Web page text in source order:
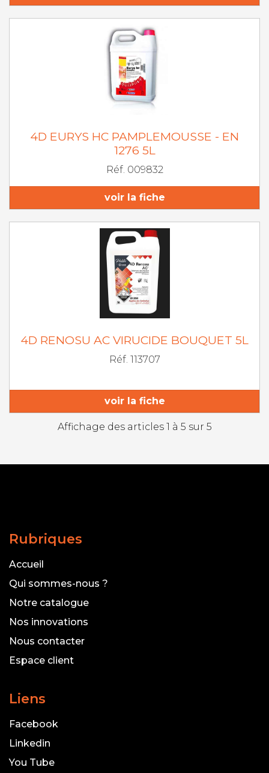
4D EURYS HC PAMPLEMOUSSE - EN
1276 5L
Réf. 009832
voir la fiche
4D RENOSU AC VIRUCIDE BOUQUET 5L
Réf. 113707
voir la fiche
Affichage des articles 1 à 5 sur 5
Rubriques
Accueil
Qui sommes-nous ?
Notre catalogue
Nos innovations
Nous contacter
Espace client
Liens
Facebook
Linkedin
You Tube